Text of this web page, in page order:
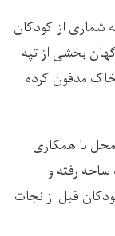
شماری از کودکان
بخشی از تپه
مدفون کرده
با همکاری
رفته و
قبل از نجات